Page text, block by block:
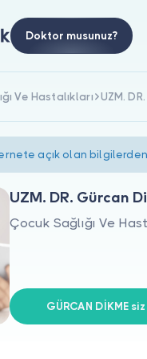
Doktor musunuz?
Ve Hastalıkları UZM.
açık olan
UZM. DR. Gürcan
Çocuk Sağlığı Ve
GÜRCAN DİKME